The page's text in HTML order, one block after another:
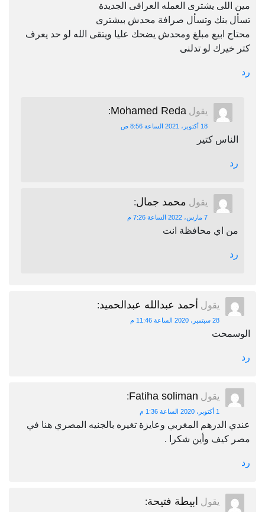
مين اللى يشترى العمله العراقى الجديدة
تسأل بنك وتسأل صرافة محدش بيشترى
محتاج ابيع مبلغ ومحدش يضحك عليا ويتقى الله لو حد يعرف
كتر خيرك لو تدلنى
رد
يقول Mohamed Reda
:
18 أكتوبر، 2021 الساعة 8:56 ص
الناس كتير
رد
يقول محمد جمال:
7 مارس، 2022 الساعة 7:26 م
من اي محافظة انت
رد
يقول أحمد عبدالله عبدالحميد:
28 سبتمبر، 2020 الساعة 11:46 م
الوسمحت
رد
يقول Fatiha soliman
:
1 أكتوبر، 2020 الساعة 1:36 م
عندي الدرهم المغربي وعايزة تغيره بالجنيه المصري هنا في
مصر كيف وأين شكرا .
رد
يقول ابيطة فتيحة: